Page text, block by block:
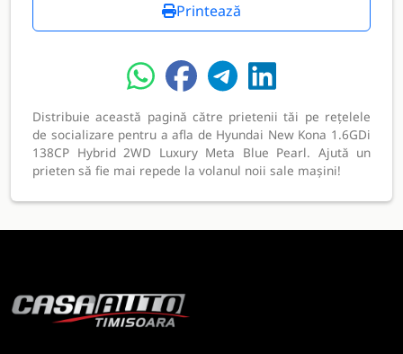
Printează
Distribuie această pagină către prietenii tăi pe rețelele
de socializare pentru a afla de Hyundai New Kona 1.6GDi
138CP Hybrid 2WD Luxury Meta Blue Pearl. Ajută un
prieten să fie mai repede la volanul noii sale mașini!